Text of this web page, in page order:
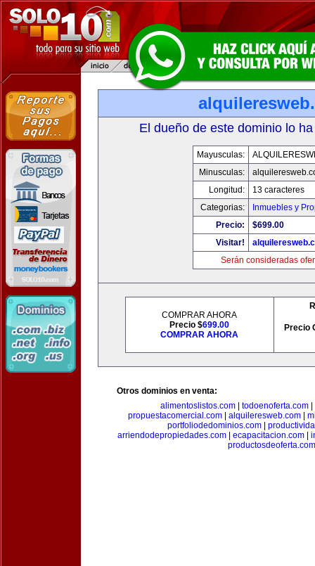
El dueño de este dominio lo
Mayusculas:
Minusculas:
Longitud:
13 caracteres
Categorias:
Inmuebles y
Precio:
$699.00
Visitar!
Serán consideradas
COMPRAR AHORA
Precio $699.00
COMPRAR AHORA
Precio
Otros dominios en venta:
alimentoslistos.com| todoenoferta.com|
propuestacomercial.com
alquileresweb.com
portfoliodedominios.com
arriendodepropiedades.com| ecapacitacion.com|
productosdeoferta.com